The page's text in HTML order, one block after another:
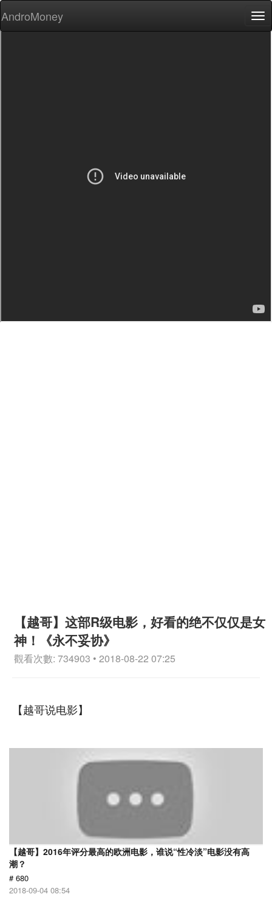
AndroMoney
【越哥】这部R级电影，好看的绝不仅仅是女
神！《永不妥协》
觀看次數: 734903 • 2018-08-22 07:25
【越哥说电影】
【越哥】2016年评分最高的欧洲电影，谁说“性冷淡”电影没有高
潮？
# 680
2018-09-04 08:54